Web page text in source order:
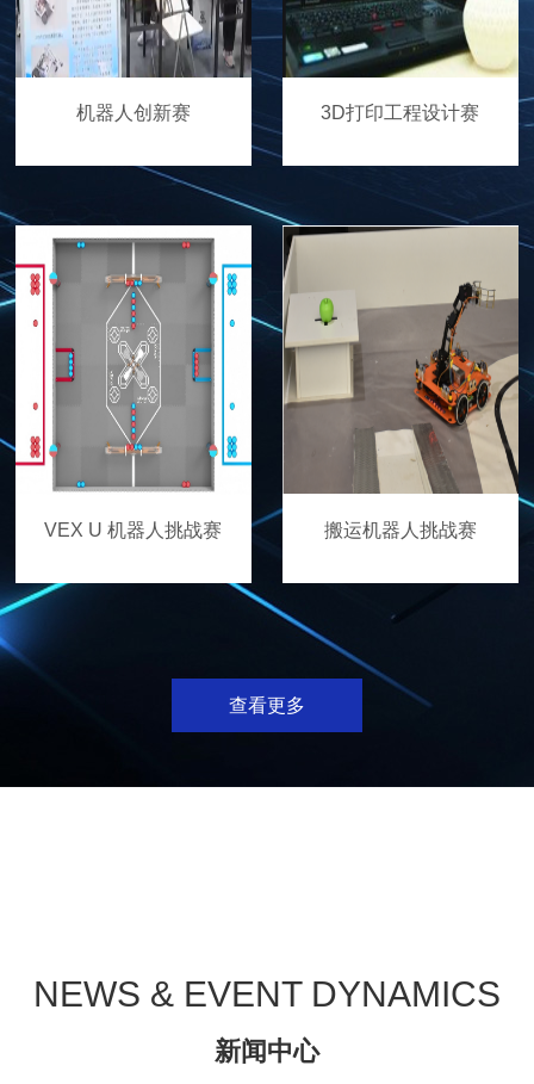
机器人创新赛 3D打印工程设计赛
VEX U 机器人挑战赛 搬运机器人挑战赛
查看更多
NEWS & EVENT DYNAMICS
新闻中心